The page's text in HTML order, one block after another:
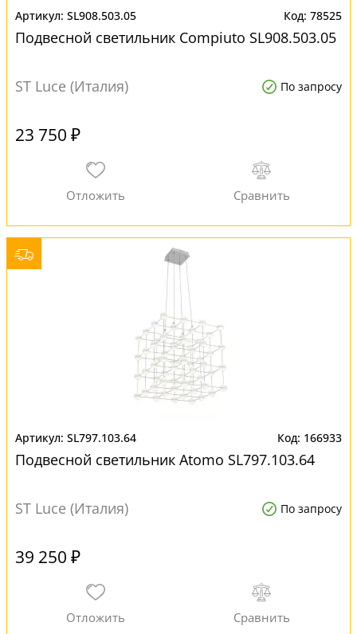
SL908.503.05 78525
Подвесной светильник Compiuto SL908.503.05
ST Luce (Италия) По запросу
23 750 ₽
SL797.103.64 166933
Подвесной светильник Atomo SL797.103.64
ST Luce (Италия) По запросу
39 250 ₽